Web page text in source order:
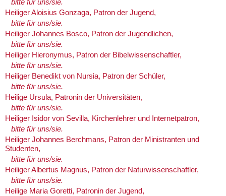
Heiliger Aloisius Gonzaga, Patron der Jugend,
bitte für uns/sie.
Heiliger Johannes Bosco, Patron der Jugendlichen,
bitte für uns/sie.
Heiliger Hieronymus, Patron der Bibelwissenschaftler,
bitte für uns/sie.
Heiliger Benedikt von Nursia, Patron der Schüler,
bitte für uns/sie.
Heilige Ursula, Patronin der Universitäten,
bitte für uns/sie.
Heiliger Isidor von Sevilla, Kirchenlehrer und Internetpatron,
bitte für uns/sie.
Heiliger Johannes Berchmans, Patron der Ministranten und
Studenten,
bitte für uns/sie.
Heiliger Albertus Magnus, Patron der Naturwissenschaftler,
bitte für uns/sie.
Heilige Maria Goretti, Patronin der Jugend,